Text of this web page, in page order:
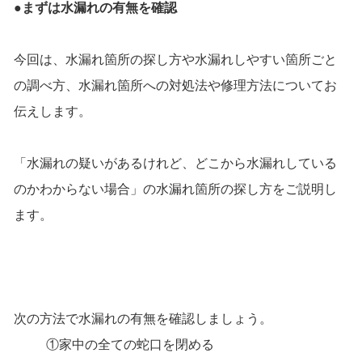
●まずは水漏れの有無を確認
今回は、水漏れ箇所の探し方や水漏れしやすい箇所ごと
の調べ方、水漏れ箇所への対処法や修理方法についてお
伝えします。
「水漏れの疑いがあるけれど、どこから水漏れしている
のかわからない場合」の水漏れ箇所の探し方をご説明し
ます。
次の方法で水漏れの有無を確認しましょう。
①家中の全ての蛇口を閉める